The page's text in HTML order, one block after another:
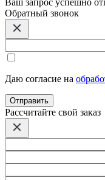
Обратный звонок
Даю согласие на
Отправить
Расcчитайте свой заказ